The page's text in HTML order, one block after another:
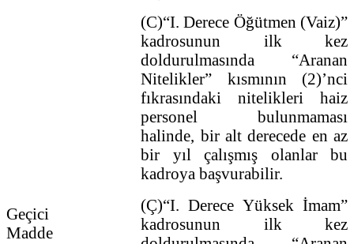
Geçici
Madde
(C)“I. Derece Öğütmen (Vaiz)”
kadrosunun ilk kez
doldurulmasında “Aranan
Nitelikler” kısmının (2)’nci
fıkrasındaki nitelikleri haiz
personel bulunmaması
halinde, bir alt derecede en az
bir yıl çalışmış olanlar bu
kadroya başvurabilir.
(Ç)“I. Derece Yüksek İmam”
kadrosunun ilk kez